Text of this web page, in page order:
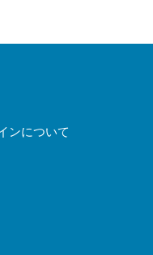
ンについて